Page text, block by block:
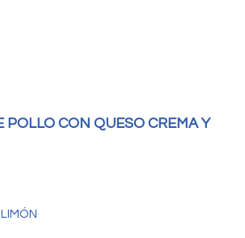
POLLO CON QUESO CREMA Y